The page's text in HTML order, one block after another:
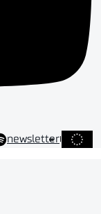
newsletter